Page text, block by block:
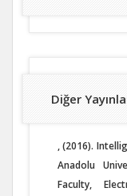
Diğer
, (2016).
Anadolu
Faculty,